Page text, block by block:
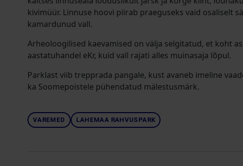
kivimüür. Linnuse hoovi piirab praeguseks vaid osaliselt
kamardunud vall.
Arheoloogilised kaevamised on välja selgitatud, et koht
aastatuhandel eKr, kuid vall rajati alles muinasaja lõpul.
Parklast viib trepprada pangale, kust avaneb imeline
ka Soomepoistele pühendatud mälestusmärk.
VAREMED LAHEMAA RAHVUSPARK